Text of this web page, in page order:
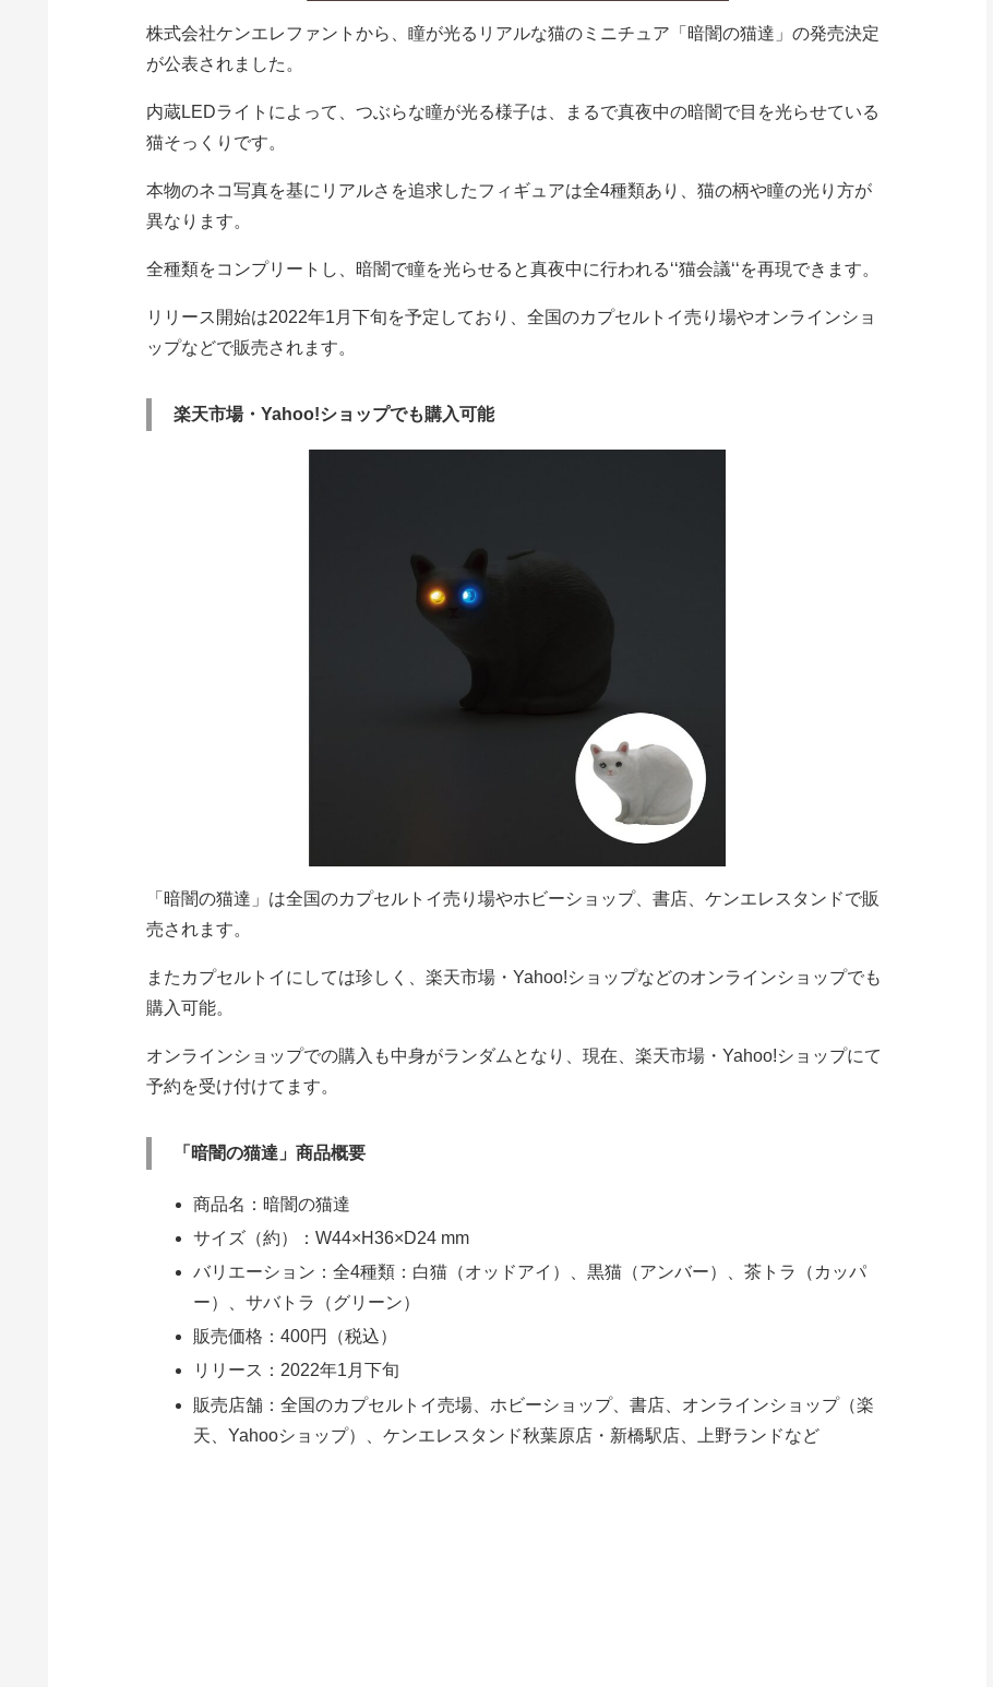
株式会社ケンエレファントから、瞳が光るリアルな猫のミニチュア「暗闇の猫達」の発売決定
が公表されました。
内蔵LEDライトによって、つぶらな瞳が光る様子は、まるで真夜中の暗闇で目を光らせている
猫そっくりです。
本物のネコ写真を基にリアルさを追求したフィギュアは全4種類あり、猫の柄や瞳の光り方が
異なります。
全種類をコンプリートし、暗闇で瞳を光らせると真夜中に行われる‘‘猫会議‘‘を再現できます。
リリース開始は2022年1月下旬を予定しており、全国のカプセルトイ売り場やオンラインショ
ップなどで販売されます。
楽天市場・Yahoo!ショップでも購入可能
「暗闇の猫達」は全国のカプセルトイ売り場やホビーショップ、書店、ケンエレスタンドで販
売されます。
またカプセルトイにしては珍しく、楽天市場・Yahoo!ショップなどのオンラインショップでも
購入可能。
オンラインショップでの購入も中身がランダムとなり、現在、楽天市場・Yahoo!ショップにて
予約を受け付けてます。
「暗闇の猫達」商品概要
商品名：暗闇の猫達
サイズ（約）：W44×H36×D24 mm
バリエーション：全4種類：白猫（オッドアイ）、黒猫（アンバー）、茶トラ（カッパ
ー）、サバトラ（グリーン）
販売価格：400円（税込）
リリース：2022年1月下旬
販売店舗：全国のカプセルトイ売場、ホビーショップ、書店、オンラインショップ（楽
天、Yahooショップ）、ケンエレスタンド秋葉原店・新橋駅店、上野ランドなど